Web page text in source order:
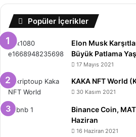
Popüler İçerikler
Elon Musk
Büyük Patlama
17 Mayıs 2021
KAKA NFT World
30 Kasım 2021
Binance Coin,
Haziran
16 Haziran 2021